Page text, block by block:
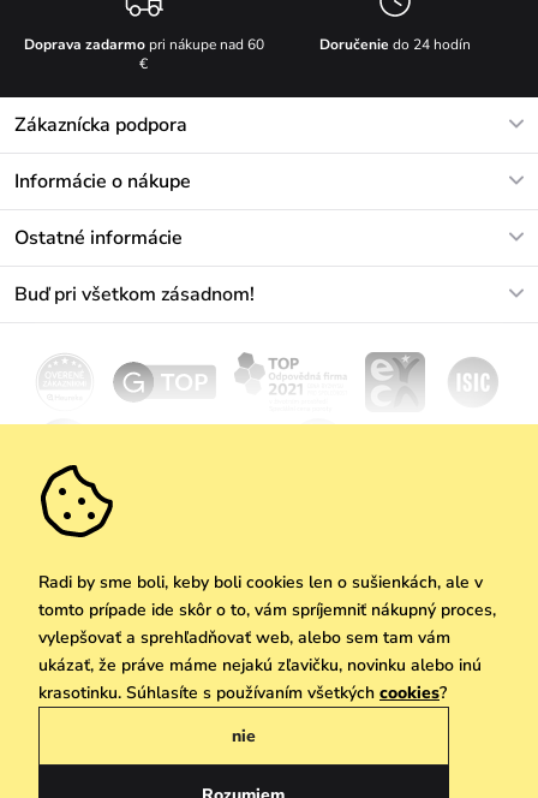
Doprava zadarmopri nákupe nad 60
€
Doručenie do 24 hodín
Zákaznícka podpora
info@vuch.sk
Informácie o nákupe
Materiály a údržba
Vrátenie a reklamácia
Ostatné informácie
Darčekové poukazy
Velkoobchod
We Care
Vuchlook
Predajne
Buď pri všetkom zásadnom!
Odoberať
Copyright © 2026 Vuch s.r.o. Všetky práva vyhradené. Technicky zabezpečuje
Simplia.cz
Zásady ochrany osobných údajov
Radi by sme boli, keby boli cookies len o sušienkách, ale v
tomto prípade ide skôr o to, vám spríjemniť nákupný proces,
vylepšovať a sprehľadňovať web, alebo sem tam vám
ukázať, že práve máme nejakú zľavičku, novinku alebo inú
krasotinku. Súhlasíte s používaním všetkých cookies?
nie